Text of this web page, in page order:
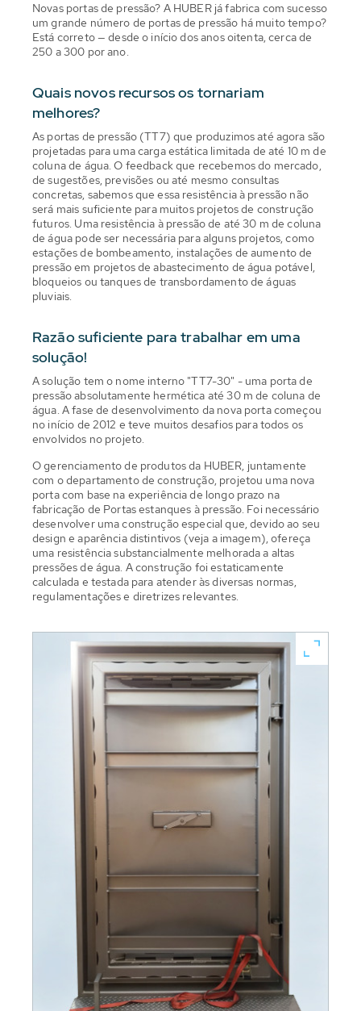
Novas portas de pressão? A HUBER já fabrica com sucesso
um grande número de portas de pressão há muito tempo?
Está correto — desde o início dos anos oitenta, cerca de
250 a 300 por ano.
Quais novos recursos os tornariam
melhores?
As portas de pressão (TT7) que produzimos até agora são
projetadas para uma carga estática limitada de até 10 m de
coluna de água. O feedback que recebemos do mercado,
de sugestões, previsões ou até mesmo consultas
concretas, sabemos que essa resistência à pressão não
será mais suficiente para muitos projetos de construção
futuros. Uma resistência à pressão de até 30 m de coluna
de água pode ser necessária para alguns projetos, como
estações de bombeamento, instalações de aumento de
pressão em projetos de abastecimento de água potável,
bloqueios ou tanques de transbordamento de águas
pluviais.
Razão suficiente para trabalhar em uma
solução!
A solução tem o nome interno "TT7-30" - uma porta de
pressão absolutamente hermética até 30 m de coluna de
água. A fase de desenvolvimento da nova porta começou
no início de 2012 e teve muitos desafios para todos os
envolvidos no projeto.
O gerenciamento de produtos da HUBER, juntamente
com o departamento de construção, projetou uma nova
porta com base na experiência de longo prazo na
fabricação de Portas estanques à pressão. Foi necessário
desenvolver uma construção especial que, devido ao seu
design e aparência distintivos (veja a imagem), ofereça
uma resistência substancialmente melhorada a altas
pressões de água. A construção foi estaticamente
calculada e testada para atender às diversas normas,
regulamentações e diretrizes relevantes.